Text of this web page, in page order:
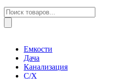
Поиск
товаров
Емкости
Дача
Канализация
С/Х